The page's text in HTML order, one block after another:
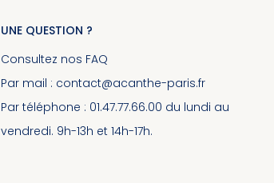
UNE QUESTION ?
Consultez nos FAQ
Par mail : contact@acanthe-paris.fr
Par téléphone : 01.47.77.66.00 du lundi au
vendredi. 9h-13h et 14h-17h.